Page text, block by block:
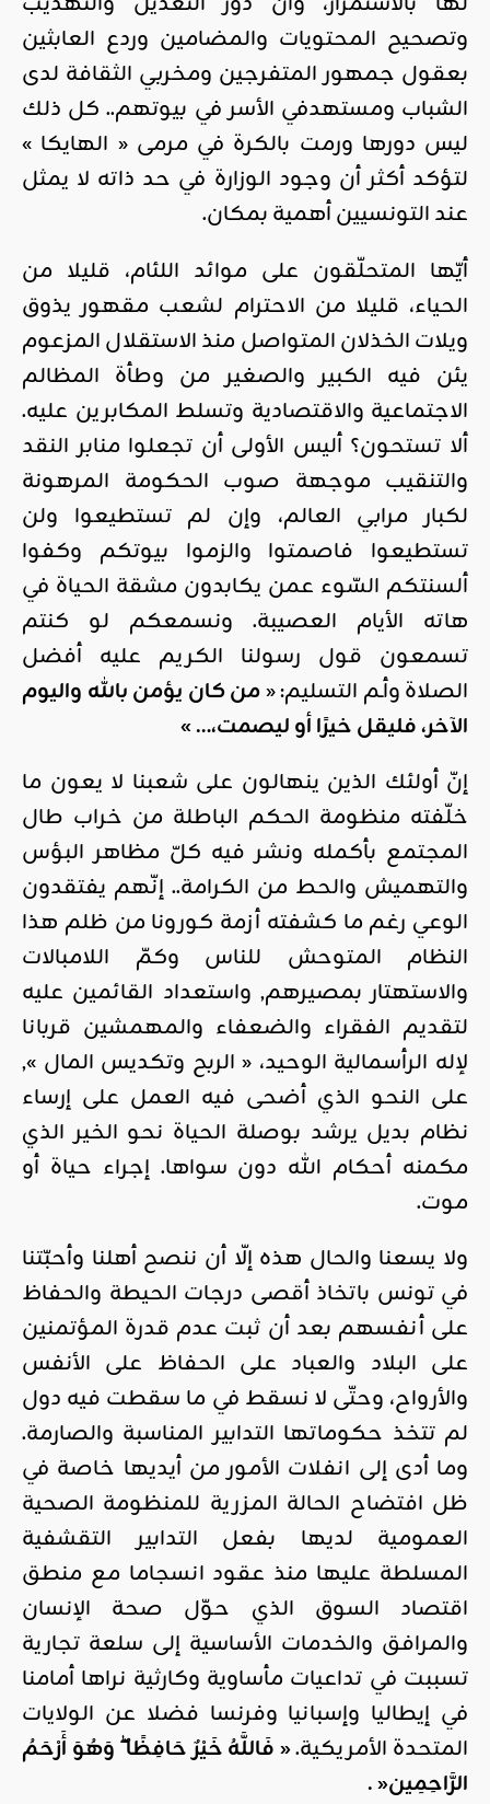
وتصحيح المحتويات والمضامين وردع العابثين
بعقول جمهور المتفرجين ومخربي الثقافة لدى
الشباب ومستهدفي الأسر في بيوتهم.. كل ذلك
ليس دورها ورمت بالكرة في مرمى « الهايكا »
لتؤكد أكثر أن وجود الوزارة في حد ذاته لا يمثل
عند التونسيين أهمية بمكان.
أيّها المتحلّقون على موائد اللئام، قليلا من
الحياء، قليلا من الاحترام لشعب مقهور يذوق
ويلات الخذلان المتواصل منذ الاستقلال المزعوم
يئن فيه الكبير والصغير من وطأة المظالم
الاجتماعية والاقتصادية وتسلط المكابرين عليه.
ألا تستحون؟ أليس الأولى أن تجعلوا منابر النقد
والتنقيب موجهة صوب الحكومة المرهونة
لكبار مرابي العالم، وإن لم تستطيعوا ولن
تستطيعوا فاصمتوا والزموا بيوتكم وكفوا
ألسنتكم السّوء عمن يكابدون مشقة الحياة في
هاته الأيام العصيبة. ونسمعكم لو كنتم
تسمعون قول رسولنا الكريم عليه أفضل
الصلاة وأـم التسليم: «من كان يؤمن بالله واليوم
الآخر، فليقل خيرًا أو ليصمت،… »
إنّ أولئك الذين ينهالون على شعبنا لا يعون ما
خلّفته منظومة الحكم الباطلة من خراب طال
المجتمع بأكمله ونشر فيه كلّ مظاهر البؤس
والتهميش والحط من الكرامة.. إنّهم يفتقدون
الوعي رغم ما كشفته أزمة كورونا من ظلم هذا
النظام المتوحش للناس وكمّ اللامبالات
والاستهتار بمصيرهم, واستعداد القائمين عليه
لتقديم الفقراء والضعفاء والمهمشين قربانا
لإله الرأسمالية الوحيد، « الربح وتكديس المال »,
على النحو الذي أضحى فيه العمل على إرساء
نظام بديل يرشد بوصلة الحياة نحو الخير الذي
مكمنه أحكام الله دون سواها. إجراء حياة أو
موت.
ولا يسعنا والحال هذه إلّا أن ننصح أهلنا وأحبّتنا
في تونس باتخاذ أقصى درجات الحيطة والحفاظ
على أنفسهم بعد أن ثبت عدم قدرة المؤتمنين
على البلاد والعباد على الحفاظ على الأنفس
والأرواح، وحتّى لا نسقط في ما سقطت فيه دول
لم تتخذ حكوماتها التدابير المناسبة والصارمة.
وما أدى إلى انفلات الأمور من أيديها خاصة في
ظل افتضاح الحالة المزرية للمنظومة الصحية
العمومية لديها بفعل التدابير التقشفية
المسلطة عليها منذ عقود انسجاما مع منطق
اقتصاد السوق الذي حوّل صحة الإنسان
والمرافق والخدمات الأساسية إلى سلعة تجارية
تسببت في تداعيات مأساوية وكارثية نراها أمامنا
في إيطاليا وإسبانيا وفرنسا فضلا عن الولايات
المتحدة الأمريكية.«فَاللَّهُ خَيْرٌ حَافِظًا ۖ وَهُوَ أَرْحَمُ
الرَّاحِمِين«
.